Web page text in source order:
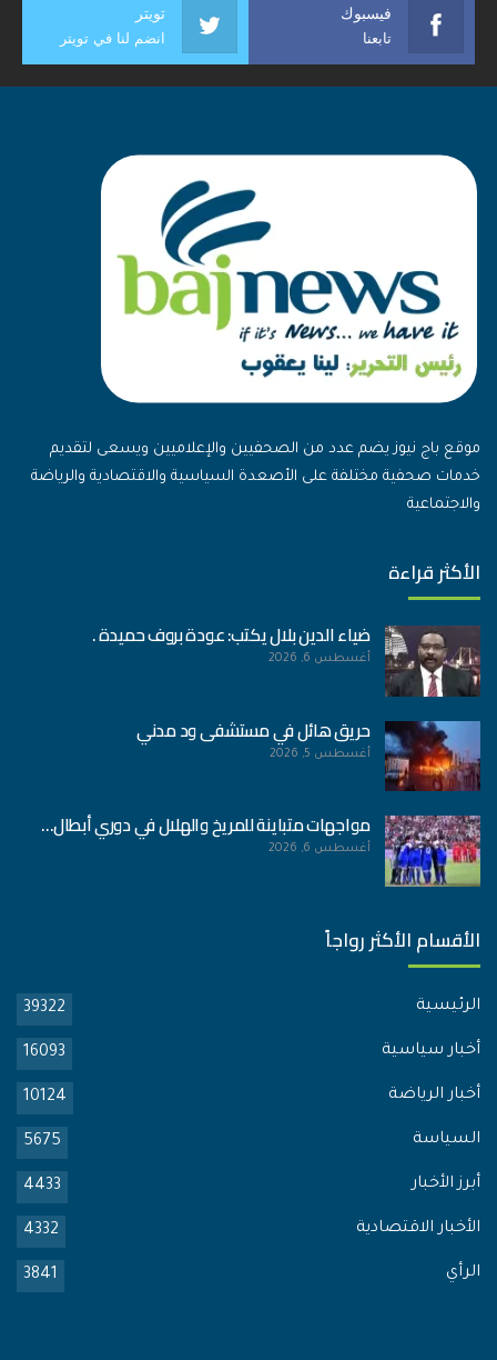
فيسبوك
تابعنا
تويتر
انضم لنا في تويتر
موقع باج نيوز يضم عدد من الصحفيين والإعلاميين ويسعى لتقديم
خدمات صحفية مختلفة على الأصعدة السياسية والاقتصادية والرياضة
والاجتماعية
الأكثر قراءة
ضياء الدين بلال يكتب: عودة بروف حميدة .
أغسطس 6, 2026
حريق هائل في مستشفى ود مدني
أغسطس 5, 2026
مواجهات متباينة للمريخ والهلال في دوري أبطال…
أغسطس 6, 2026
الأقسام الأكثر رواجاً
الرئيسية 39322
أخبار سياسية 16093
أخبار الرياضة 10124
السياسة 5675
أبرز الأخبار 4433
الأخبار الاقتصادية 4332
الرأي 3841